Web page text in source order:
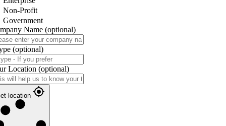
Non-Profit
Government
Name (optional)
(optional)
Location (optional)
location